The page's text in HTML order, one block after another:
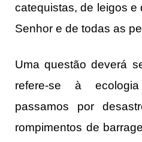
catequistas, de leigos e
Senhor e de todas as
Uma questão deverá
refere-se à
passamos por
rompimentos de